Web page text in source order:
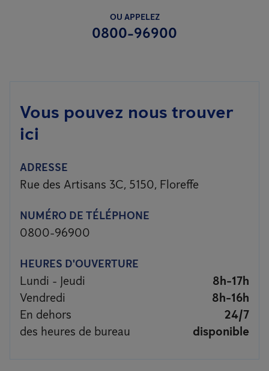
OU APPELEZ
0800-96900
Vous pouvez nous trouver
ici
ADRESSE
Rue des Artisans 3C, 5150, Floreffe
NUMÉRO DE TÉLÉPHONE
0800-96900
HEURES D'OUVERTURE
Lundi - Jeudi
8h-17h
Vendredi
8h-16h
En dehors
24/7
des heures de bureau
disponible